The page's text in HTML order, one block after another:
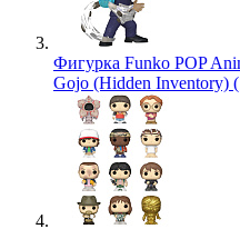
Фигурка Funko POP
Gojo (Hidden Inventory)